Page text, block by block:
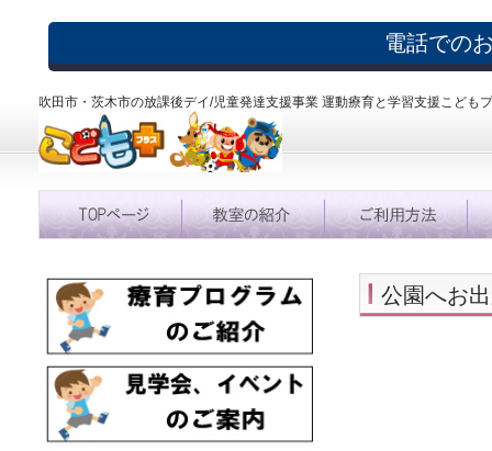
電話での
吹田市・茨木市の放課後デイ/児童発達支援事業 運動療育と学習支援こども
公園へお